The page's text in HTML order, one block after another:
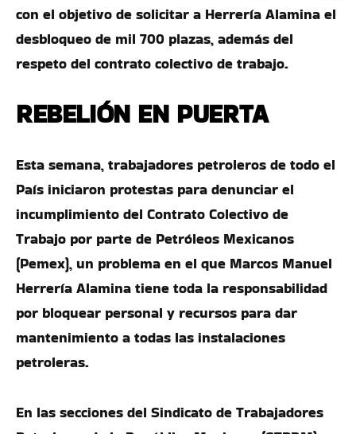
con el objetivo de solicitar a Herrería Alamina el
desbloqueo de mil 700 plazas, además del
respeto del contrato colectivo de trabajo.
REBELIÓN EN PUERTA
Esta semana, trabajadores petroleros de todo el
País iniciaron protestas para denunciar el
incumplimiento del Contrato Colectivo de
Trabajo por parte de Petróleos Mexicanos
(Pemex), un problema en el que Marcos Manuel
Herrería Alamina tiene toda la responsabilidad
por bloquear personal y recursos para dar
mantenimiento a todas las instalaciones
petroleras.
En las secciones del Sindicato de Trabajadores